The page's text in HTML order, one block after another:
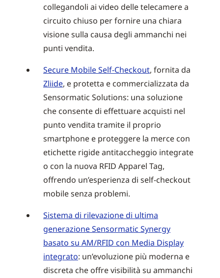
collegandoli ai video delle telecamere a
circuito chiuso per fornire una chiara
visione sulla causa degli ammanchi nei
punti vendita.
Secure Mobile Self-Checkout, fornita da
Zliide, e protetta e commercializzata da
Sensormatic Solutions: una soluzione
che consente di effettuare acquisti nel
punto vendita tramite il proprio
smartphone e proteggere la merce con
etichette rigide antitaccheggio integrate
o con la nuova RFID Apparel Tag,
offrendo un’esperienza di self-checkout
mobile senza problemi.
Sistema di rilevazione di ultima
generazione Sensormatic Synergy
basato su AM/RFID con Media Display
integrato: un’evoluzione più moderna e
discreta che offre visibilità su ammanchi